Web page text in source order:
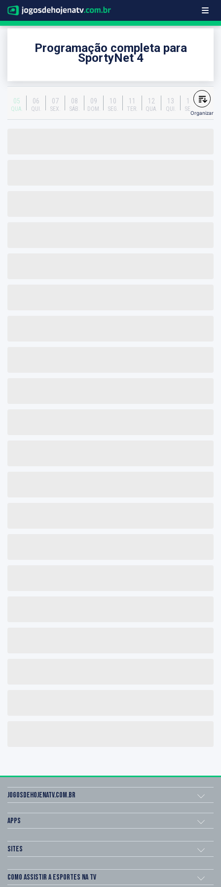
Programação completa para
SportyNet 4
05
QUA.
06
QUI.
07
SEX.
08
SÁB.
09
DOM.
10
SEG.
11
TER.
12
QUA.
13
QUI.
14
SEX.
Organizar
Jogosdehojenatv.com.br
Apps
Sites
Como assistir a esportes na TV